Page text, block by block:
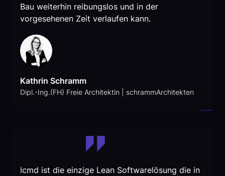
Bau weiterhin reibungslos und in der
vorgesehenen Zeit verlaufen kann.
Kathrin Schramm
Dipl.-Ing.(FH) Freie Architektin | schrammArchitekten
lcmd ist die einzige Lean Softwarelösung die in